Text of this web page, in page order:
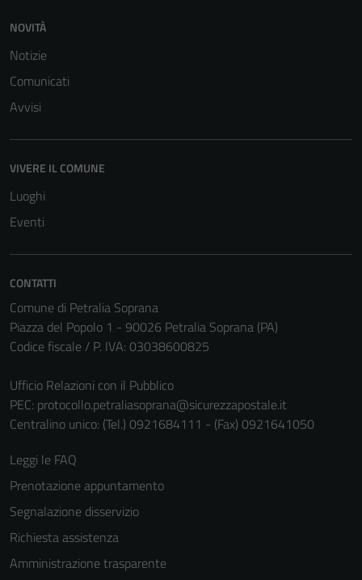
NOVITÀ
Notizie
Comunicati
Avvisi
VIVERE IL COMUNE
Luoghi
Eventi
CONTATTI
Comune di Petralia Soprana
Piazza del Popolo 1 - 90026 Petralia Soprana (PA)
Codice fiscale / P. IVA: 03038600825
Ufficio Relazioni con il Pubblico
PEC: protocollo.petraliasoprana@sicurezzapostale.it
Centralino unico: (Tel.) 0921684111 - (Fax) 0921641050
Leggi le FAQ
Prenotazione appuntamento
Segnalazione disservizio
Richiesta assistenza
Amministrazione trasparente